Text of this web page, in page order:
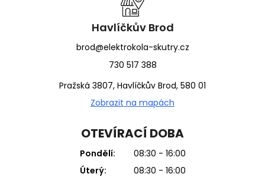
Havlíčkův Brod
brod@elektrokola-skutry.cz
730 517 388
Pražská 3807, Havlíčkův Brod, 580 01
Zobrazit na mapách
OTEVÍRACÍ DOBA
Pondělí:
08:30 - 16:00
Úterý:
08:30 - 16:00